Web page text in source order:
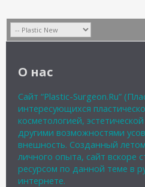
О нас
Сайт “Plastic-Surgeon.Ru”
интересующихся
косметологией,
другими возможностями
внешность. Созданный
личного опыта, сайт вскоре
ресурсом по данной теме в
интернете.